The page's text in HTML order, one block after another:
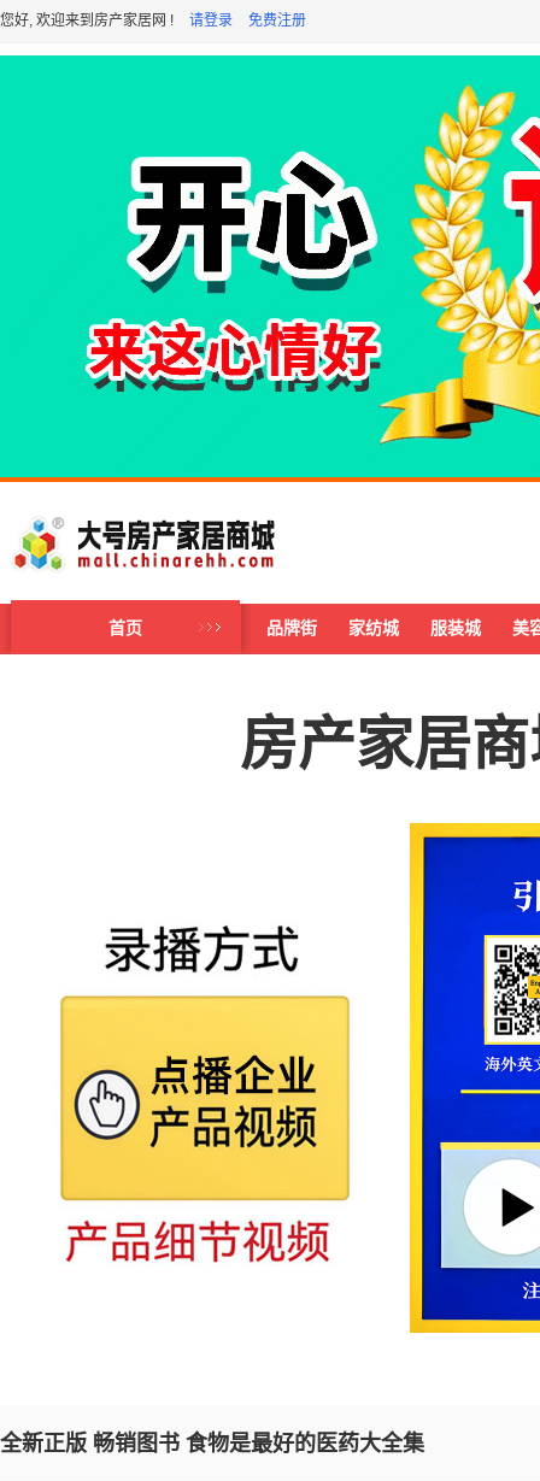
您好, 欢迎来到房产家居网 ! 请登录 免费注册
首页 品牌街 家纺城 服装城 美
房产家居
全新正版 畅销图书 食物是最好的医药大全集